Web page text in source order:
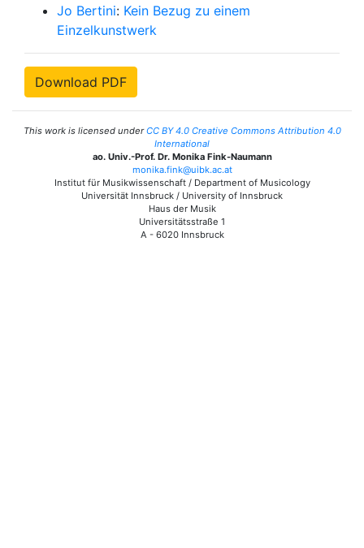
Jo Bertini: Kein Bezug zu einem
Einzelkunstwerk
Download PDF
This work is licensed underCC BY 4.0 Creative Commons Attribution 4.0
International
ao. Univ.-Prof. Dr. Monika Fink-Naumann
monika.fink@uibk.ac.at
Institut für Musikwissenschaft / Department of Musicology
Universität Innsbruck / University of Innsbruck
Haus der Musik
Universitätsstraße 1
A - 6020 Innsbruck